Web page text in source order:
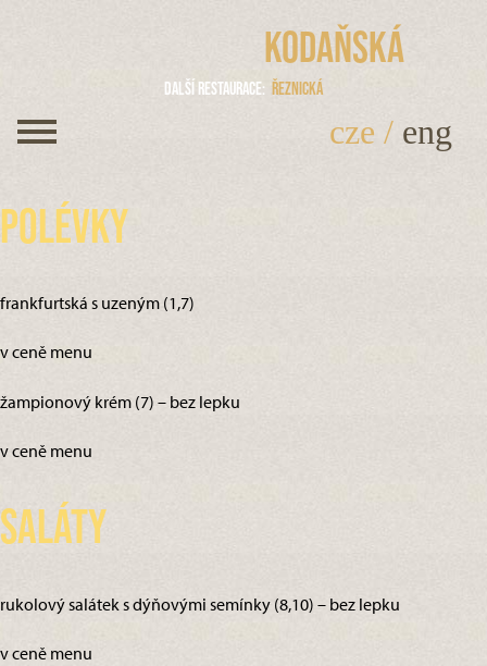
Kodaňská
Další restaurace Řeznická
cze / eng
Polévky
frankfurtská s uzeným (1,7)
v ceně menu
žampionový krém (7) – bez lepku
v ceně menu
Saláty
rukolový salátek s dýňovými semínky (8,10) – bez lepku
v ceně menu